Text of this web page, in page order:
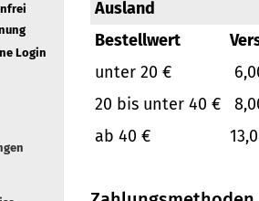
Login
Ausland
Bestellwert
unter 20 €
20 bis unter 40 €
ab 40 €